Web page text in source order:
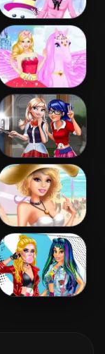
Barbie Winter
Dress Up
Barbie And The
Pegasus
Ladybug Elsa
College Fashion
Barbies Sexy
Bikini Beach